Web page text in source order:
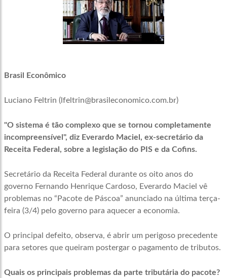
Brasil Econômico
Luciano Feltrin (lfeltrin@brasileconomico.com.br)
"O sistema é tão complexo que se tornou completamente
incompreensível", diz Everardo Maciel, ex-secretário da
Receita Federal, sobre a legislação do PIS e da Cofins.
Secretário da Receita Federal durante os oito anos do
governo Fernando Henrique Cardoso, Everardo Maciel vê
problemas no “Pacote de Páscoa” anunciado na última terça-
feira (3/4) pelo governo para aquecer a economia.
O principal defeito, observa, é abrir um perigoso precedente
para setores que queiram postergar o pagamento de tributos.
Quais os principais problemas da parte tributária do pacote?